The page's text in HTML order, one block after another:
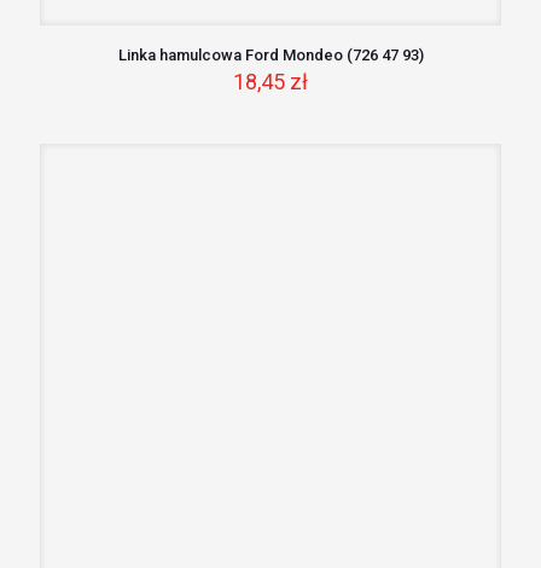
Linka hamulcowa Ford Mondeo (726 47 93)
18,45 zł